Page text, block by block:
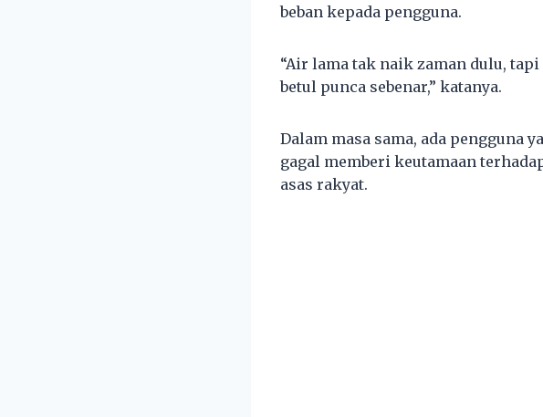
beban kepada pengguna.
“Air lama tak naik zaman dulu,
betul punca sebenar,” katanya.
Dalam masa sama, ada
gagal memberi keutamaan
asas rakyat.